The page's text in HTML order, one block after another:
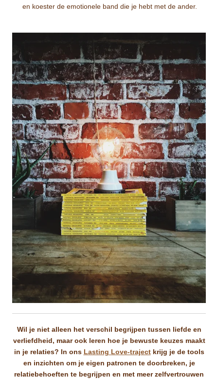
en koester de emotionele band die je hebt met de ander.
Wil je niet alleen het verschil begrijpen tussen liefde en
verliefdheid, maar ook leren hoe je bewuste keuzes maakt
in je relaties? In ons Lasting Love-trajectkrijg je de tools
en inzichten om je eigen patronen te doorbreken, je
relatiebehoeften te begrijpen en met meer zelfvertrouwen